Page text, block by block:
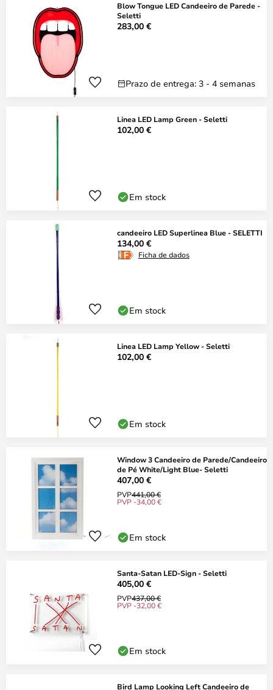
Blow Tongue LED Candeeiro de Parede -
Seletti
283,00 €
Prazo de entrega: 3 - 4 semanas
Linea LED Lamp Green - Seletti
102,00 €
Em stock
candeeiro LED Superlinea Blue - SELETTI
134,00 €
Ficha de dados
Em stock
Linea LED Lamp Yellow - Seletti
102,00 €
Em stock
Window 3 Candeeiro de Parede/Candeeiro
de Pé White/Light Blue- Seletti
407,00 €
PVP441,00 €
PVP -34,00 €
Em stock
Santa-Satan LED-Sign - Seletti
405,00 €
PVP437,00 €
PVP -32,00 €
Em stock
Bird Lamp Looking Left Candeeiro de